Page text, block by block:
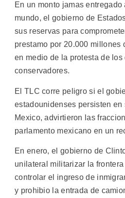
En un monto jamas entregado
mundo, el gobierno de
sus reservas para
prestamo por 20.000 millones
en medio de la protesta de los
conservadores.
El TLC corre peligro si el
estadounidenses persisten en
Mexico, advirtieron las
parlamento mexicano en un
En enero, el gobierno de
unilateral militarizar la
controlar el ingreso de
y prohibio la entrada de